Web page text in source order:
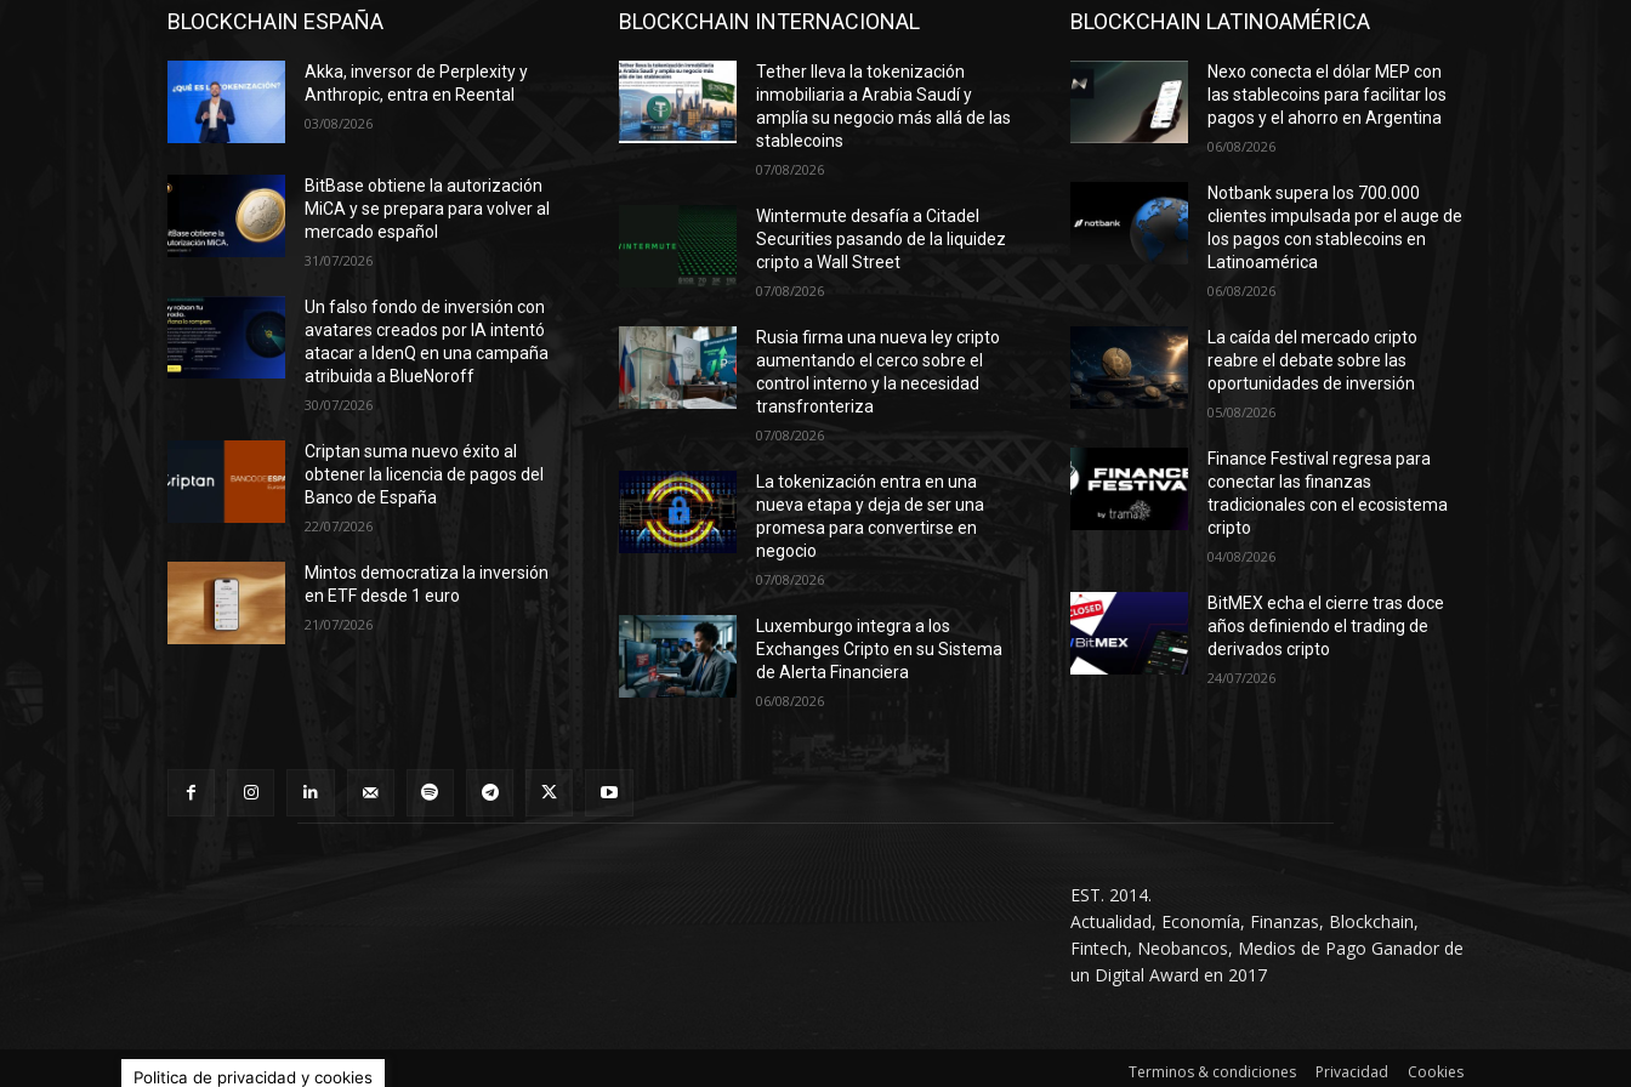
BLOCKCHAIN ESPAÑA
Akka, inversor de Perplexity y
Anthropic, entra en Reental
03/08/2026
BitBase obtiene la autorización
MiCA y se prepara para volver al
mercado español
31/07/2026
Un falso fondo de inversión con
avatares creados por IA intentó
atacar a IdenQ en una campaña
atribuida a BlueNoroff
30/07/2026
Criptan suma nuevo éxito al
obtener la licencia de pagos del
Banco de España
22/07/2026
Mintos democratiza la inversión
en ETF desde 1 euro
21/07/2026
BLOCKCHAIN INTERNACIONAL
Tether lleva la tokenización
inmobiliaria a Arabia Saudí y
amplía su negocio más allá de las
stablecoins
07/08/2026
Wintermute desafía a Citadel
Securities pasando de la liquidez
cripto a Wall Street
07/08/2026
Rusia firma una nueva ley cripto
aumentando el cerco sobre el
control interno y la necesidad
transfronteriza
07/08/2026
La tokenización entra en una
nueva etapa y deja de ser una
promesa para convertirse en
negocio
07/08/2026
Luxemburgo integra a los
Exchanges Cripto en su Sistema
de Alerta Financiera
06/08/2026
BLOCKCHAIN LATINOAMÉRICA
Nexo conecta el dólar MEP con
las stablecoins para facilitar los
pagos y el ahorro en Argentina
06/08/2026
Notbank supera los 700.000
clientes impulsada por el auge de
los pagos con stablecoins en
Latinoamérica
06/08/2026
La caída del mercado cripto
reabre el debate sobre las
oportunidades de inversión
05/08/2026
Finance Festival regresa para
conectar las finanzas
tradicionales con el ecosistema
cripto
04/08/2026
BitMEX echa el cierre tras doce
años definiendo el trading de
derivados cripto
24/07/2026
EST. 2014.
Actualidad, Economía, Finanzas, Blockchain,
Fintech, Neobancos, Medios de Pago Ganador de
un Digital Award en 2017
© Territorio Bitcoin 2014 - 2026 Terminos & condiciones Privacidad Cookies
Politica de privacidad y cookies